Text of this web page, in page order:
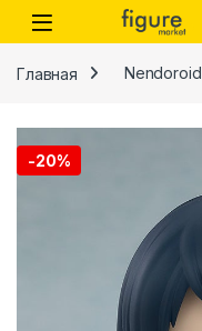
Перейти к навигации
Перейти к контенту
Главная Nendoroid
-20%